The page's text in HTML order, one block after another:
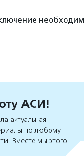
АСИ!
актуальная
по любому
Вместе мы этого